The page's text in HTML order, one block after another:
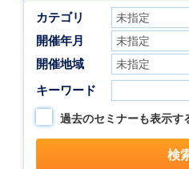
カテゴリ
開催年月
開催地域
キーワード
過去のセミナーも表示す